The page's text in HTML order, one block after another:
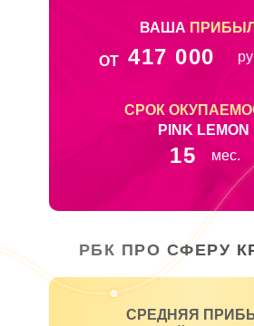
ОТ
ВАША
417 000
СРОК
PINK LEMON
15 мес.
РБК ПРО СФЕРУ
СРЕДНЯЯ